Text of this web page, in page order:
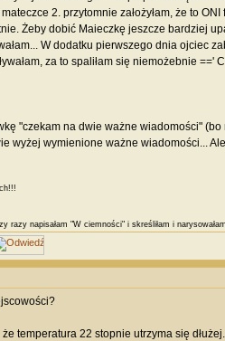
2. przytomnie założyłam, że to
Żeby dobić Maieczkę jeszcze bardziej
W dodatku pierwszego dnia ojciec
za to spaliłam się niemożebnie
"czekam na dwie ważne wiadomości"
wyżej wymienione ważne wiadomości...
razy napisałam "W ciemności" i skreśliłam i
temperatura 22 stopnie utrzyma się dłużej.